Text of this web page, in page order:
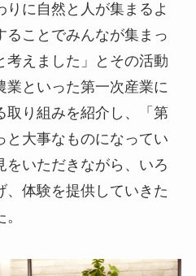
に自然と人が集まるよ
ることでみんなが集まっ
考えました」とその活動
業といった第一次産業に
取り組みを紹介し、「第
と大事なものになってい
をいただきながら、いろ
、体験を提供していきた